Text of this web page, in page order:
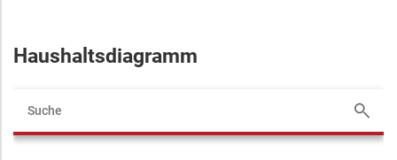
Haushaltsdiagramm